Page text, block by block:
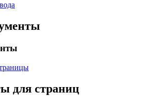
для страниц